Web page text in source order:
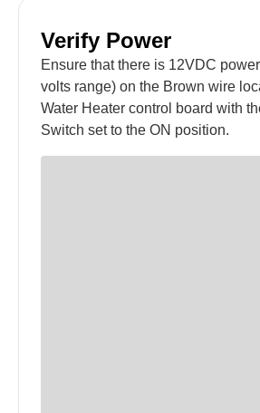
Verify Power
Ensure that there is 12VDC
volts range) on the Brown wire
Water Heater control board with
Switch set to the ON position.